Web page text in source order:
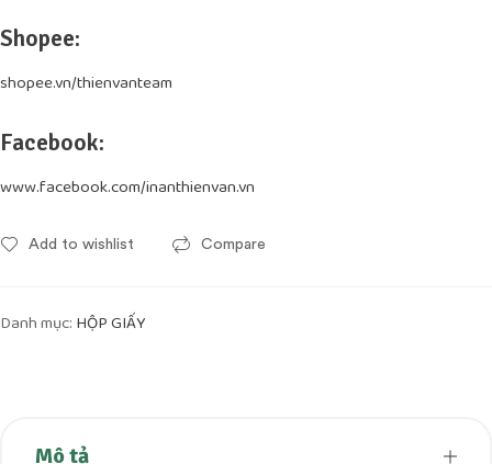
Shopee:
shopee.vn/thienvanteam
Facebook:
www.facebook.com/inanthienvan.vn
Add to wishlist Compare
Danh mục: HỘP GIẤY
Mô tả